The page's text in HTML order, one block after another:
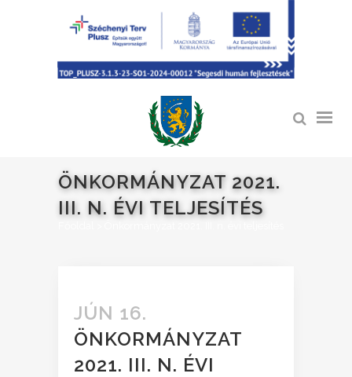
ÖNKORMÁNYZAT 2021.
III. N. ÉVI TELJESÍTÉS
JÚN 16.
ÖNKORMÁNYZAT
2021. III. N. ÉVI